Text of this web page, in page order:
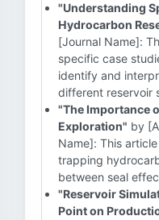
"Understanding
Hydrocarbon
[Journal Name]:
specific case
identify and
different reservoir
"The Importance
Exploration" by
Name]: This
trapping
between seal
"Reservoir
Point on